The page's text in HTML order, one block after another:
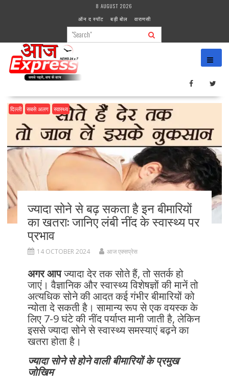
8 AUGUST 2026
ऑन द स्पॉट
बड़ी बोल वाराणसी
दिल्ली सबसे अलग स्वास्थ्य
ज्यादा सोने से बढ़ सकता है इन बीमारियों
का खतरा: जानिए लंबी नींद के स्वास्थ्य पर
प्रभाव
14 OCTOBER 2024 आज एक्सप्रेस
अगर आपज्यादा देर तक सोते हैं, तो सतर्क हो
जाएं। वैज्ञानिक और स्वास्थ्य विशेषज्ञों की मानें तो
अत्यधिक सोने की आदत कई गंभीर बीमारियों को
न्योता दे सकती है। सामान्य रूप से एक वयस्क के
लिए 7-9 घंटे की नींद पर्याप्त मानी जाती है, लेकिन
इससे ज्यादा सोने से स्वास्थ्य समस्याएं बढ़ने का
खतरा होता है।
ज्यादा सोने से होने वाली बीमारियों के प्रमुख
जोखिम